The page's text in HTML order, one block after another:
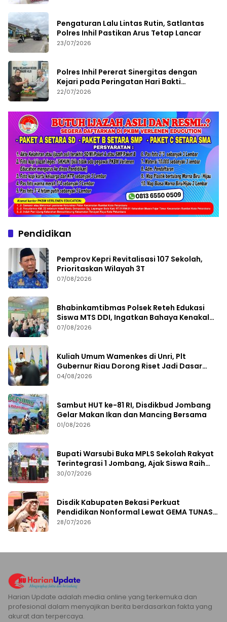
Pengaturan Lalu Lintas Rutin, Satlantas
Polres Inhil Pastikan Arus Tetap Lancar
23/07/2026
Polres Inhil Pererat Sinergitas dengan
Kejari pada Peringatan Hari Bakti
Adhyaksa ke-66
22/07/2026
Pendidikan
Pemprov Kepri Revitalisasi 107 Sekolah,
Prioritaskan Wilayah 3T
07/08/2026
Bhabinkamtibmas Polsek Reteh Edukasi
Siswa MTS DDI, Ingatkan Bahaya Kenakalan
Remaja
07/08/2026
Kuliah Umum Wamenkes di Unri, Plt
Gubernur Riau Dorong Riset Jadi Dasar
Kebijakan Kesehatan
04/08/2026
Sambut HUT ke-81 RI, Disdikbud Jombang
Gelar Makan Ikan dan Mancing Bersama
01/08/2026
Bupati Warsubi Buka MPLS Sekolah Rakyat
Terintegrasi 1 Jombang, Ajak Siswa Raih
Prestasi
30/07/2026
Disdik Kabupaten Bekasi Perkuat
Pendidikan Nonformal Lewat GEMA TUNAS
2026
28/07/2026
Harian Update adalah media online yang terkemuka dan
profesional dalam menyajikan berita berdasarkan fakta yang
akurat dan terpercaya.